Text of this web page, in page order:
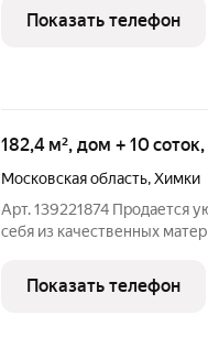
пенобетонные блоки,
металлочерепица;
Показать телефон
182,4 м², дом + 10
Московская область,Химки
Арт. 139221874 Продается
себя из качественных
хороший ремонт,
Показать телефон